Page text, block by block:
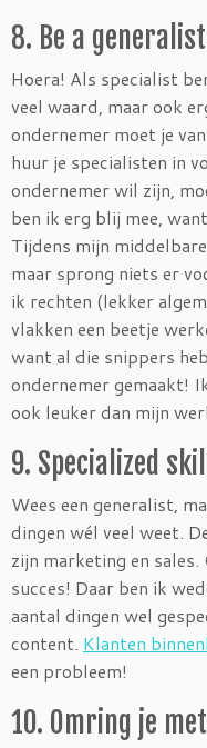
8. Be a generalist
Hoera! Als specialist
veel waard, maar ook
ondernemer moet je
huur je specialisten in
ondernemer wil zijn,
ben ik erg blij mee,
Tijdens mijn
maar sprong niets er
ik rechten (lekker
vlakken een beetje
want al die snippers
ondernemer gemaakt!
ook leuker dan mijn
9. Specialized
Wees een generalist,
dingen wél veel weet.
zijn marketing en sales.
succes! Daar ben ik
aantal dingen wel
content. Klanten
een probleem!
10. Omring je